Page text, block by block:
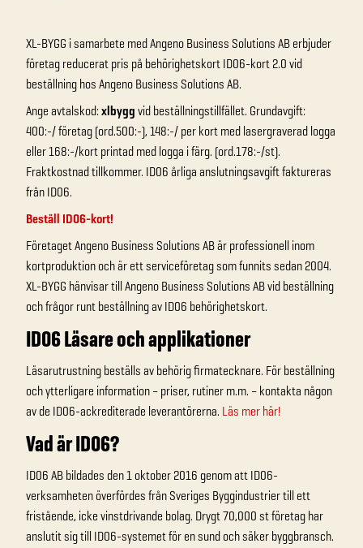
XL-BYGG i samarbete med Angeno Business Solutions AB erbjuder
företag reducerat pris på behörighetskort ID06-kort 2.0 vid
beställning hos Angeno Business Solutions AB.
Ange avtalskod:xlbyggvid beställningstillfället. Grundavgift:
400:-/ företag (ord.500:-), 148:-/ per kort med lasergraverad logga
eller 168:-/kort printad med logga i färg. (ord.178:-/st).
Fraktkostnad tillkommer. ID06 årliga anslutningsavgift faktureras
från ID06.
Beställ ID06-kort!
Företaget Angeno Business Solutions AB är professionell inom
kortproduktion och är ett serviceföretag som funnits sedan 2004.
XL-BYGG hänvisar till Angeno Business Solutions AB vid beställning
och frågor runt beställning av ID06 behörighetskort.
ID06 Läsare och applikationer
Läsarutrustning beställs av behörig firmatecknare. För beställning
och ytterligare information – priser, rutiner m.m. – kontakta någon
av de ID06-ackrediterade leverantörerna. Läs mer här!
Vad är ID06?
ID06 AB bildades den 1 oktober 2016 genom att ID06-
verksamheten överfördes från Sveriges Byggindustrier till ett
fristående, icke vinstdrivande bolag. Drygt 70,000 st företag har
anslutit sig till ID06-systemet för en sund och säker byggbransch.